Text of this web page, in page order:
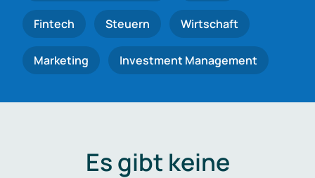
Fintech Steuern Wirtschaft
Marketing Investment Management
Es gibt keine